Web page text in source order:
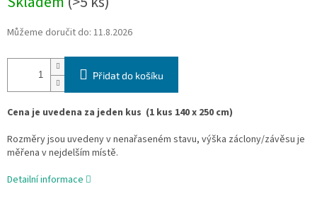
Můžeme doručit do: 11.8.2026
Přidat do košíku
Cena je uvedena za jeden kus (1 kus 140 x 250 cm)
Rozměry jsou uvedeny v nenařaseném stavu, výška záclony/závěsu je
měřena v nejdelším místě.
Detailní informace